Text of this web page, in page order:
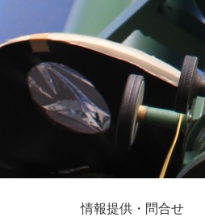
情報提供・問合せ